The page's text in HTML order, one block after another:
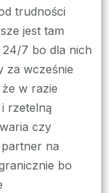
trudności
jest tam
24/7 bo dla nich
za wcześnie
w razie
rzetelną
czy
na
bo